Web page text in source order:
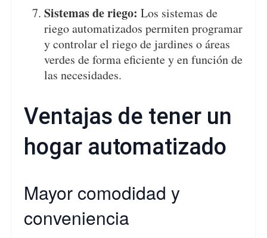
Sistemas de riego: Los sistemas de
riego automatizados permiten programar
y controlar el riego de jardines o áreas
verdes de forma eficiente y en función de
las necesidades.
Ventajas de tener un
hogar automatizado
Mayor comodidad y
conveniencia